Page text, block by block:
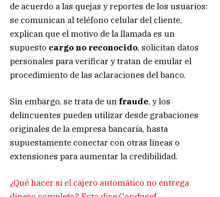
de acuerdo a las quejas y reportes de los usuarios:
se comunican al teléfono celular del cliente,
explican que el motivo de la llamada es un
supuesto cargo no reconocido, solicitan datos
personales para verificar y tratan de emular el
procedimiento de las aclaraciones del banco.
Sin embargo, se trata de un fraude, y los
delincuentes pueden utilizar desde grabaciones
originales de la empresa bancaría, hasta
supuestamente conectar con otras líneas o
extensiones para aumentar la credibilidad.
¿Qué hacer si el cajero automático no entrega